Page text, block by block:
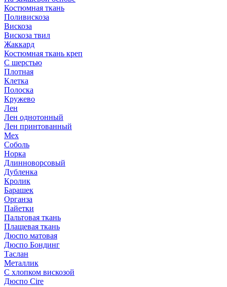
Костюмная ткань
Поливискоза
Вискоза
Вискоза твил
Жаккард
Костюмная ткань креп
С шерстью
Плотная
Клетка
Полоска
Кружево
Лен
Лен однотонный
Лен принтованный
Мех
Соболь
Норка
Длинноворсовый
Дубленка
Кролик
Барашек
Органза
Пайетки
Пальтовая ткань
Плащевая ткань
Дюспо матовая
Дюспо Бондинг
Таслан
Металлик
С хлопком вискозой
Дюспо Cire